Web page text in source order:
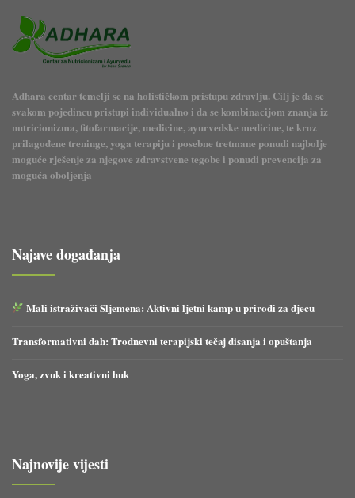
Adhara centar temelji se na holističkom pristupu zdravlju. Cilj je da se
svakom pojedincu pristupi individualno i da se kombinacijom znanja iz
nutricionizma, fitofarmacije, medicine, ayurvedske medicine, te kroz
prilagođene treninge, yoga terapiju i posebne tretmane ponudi najbolje
moguće rješenje za njegove zdravstvene tegobe i ponudi prevencija za
moguća oboljenja
Najave događanja
Mali istraživači Sljemena: Aktivni ljetni kamp u prirodi za djecu
Transformativni dah: Trodnevni terapijski tečaj disanja i opuštanja
Yoga, zvuk i kreativni huk
Najnovije vijesti